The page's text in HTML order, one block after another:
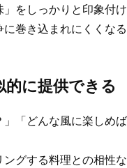
をしっかりと印象付け
巻き込まれにくくなる
に提供できる
「どんな風に楽しめ
グする料理との相性